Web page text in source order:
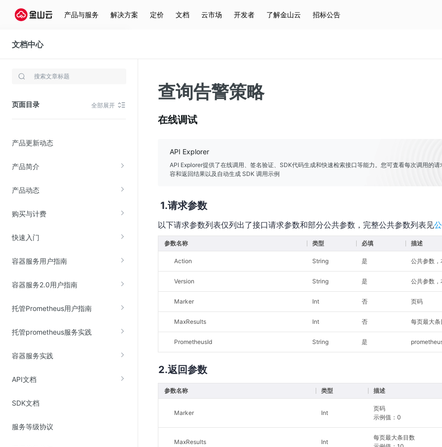
产品与服务 解决方案 定价 文档 云市场 开发者 了解金山云 招标公告
文档中心
容器服务(KCE)
页面目录 全部展开
产品更新动态
产品简介
产品动态
购买与计费
快速入门
容器服务用户指南
容器服务2.0用户指南
托管Prometheus用户指南
托管prometheus服务实践
容器服务实践
API文档
SDK文档
服务等级协议
存储与云分发
云硬盘(EBS)
在线迁移服务
视频云服务
云直播(KLS)
边缘节点计算
金山云云防火墙
云堡垒机
主机安全
查询告警策略
在线调试
API Explorer
API Explorer提供了在线调用、签名验证、SDK代码生成和快速检索接口等能力。您可査看每次调用的请
容和返回结果以及自动生成 SDK 调用示例
请求参数
以下请求参数列表仅列出了接口请求参数和部分公共参数，完整公共参数列表见
参数名称 类型 必填 描述
Action String 是 公共参数
Version String 是 公共参数
Marker Int 否 页码
MaxResults Int 否 每页最大条
PrometheusId String 是
返回参数
参数名称 类型 描述
Marker Int
页码
示例值：0
MaxResults Int
每页最大条目数